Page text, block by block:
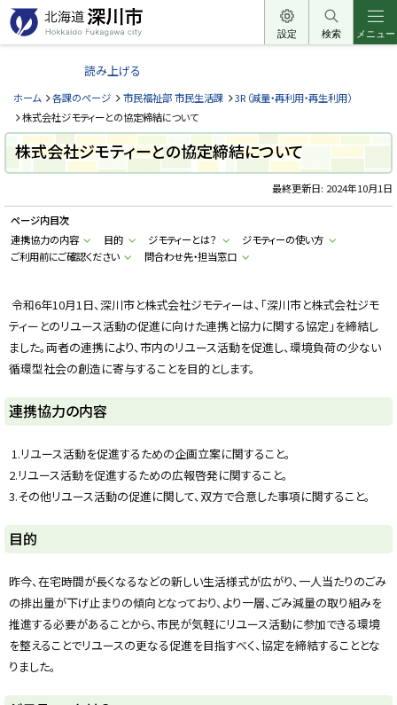
本
文
へ
ー
北
道
深
川
市
H
k
a
d
o
a
g
a
w
a
c
t
y
設定 検索 メニュー
読み上げる
ホーム 各課のページ 市民福祉部 市民生活課
3R（減量・再利用・再生利用）
株式会社ジモティーとの協定締結について
株式会社ジモティーとの協定締結について
最終更新日: 2024年10月1日
ページ内目次
連携協力の内容
目的 ジモティーとは？
ジモティーの使い方
ご利用前にご確認ください
問合わせ先・担当窓口
令和6年10月1日、深川市と株式会社ジモティーは、「深川市と株式会社ジモ
ティーとのリユース活動の促進に向けた連携と協力に関する協定」を締結し
ました。両者の連携により、市内のリユース活動を促進し、環境負荷の少ない
循環型社会の創造に寄与することを目的とします。
連携協力の内容
1.リユース活動を促進するための企画立案に関すること。
2.リユース活動を促進するための広報啓発に関すること。
3.その他リユース活動の促進に関して、双方で合意した事項に関すること。
ト
ッ
プ
に
戻
る
目的
昨今、在宅時間が長くなるなどの新しい生活様式が広がり、一人当たりのごみ
の排出量が下げ止まりの傾向となっており、より一層、ごみ減量の取り組みを
推進する必要があることから、市民が気軽にリユース活動に参加できる環境
を整えることでリユースの更なる促進を目指すべく、協定を締結することとな
りました。